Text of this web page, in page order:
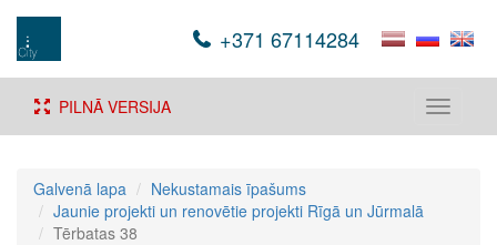
+371 67114284
Toggle
PILNĀ VERSIJA
Galvenā lapa
Nekustamais īpašums
Jaunie projekti un renovētie projekti Rīgā un Jūrmalā
Tērbatas 38